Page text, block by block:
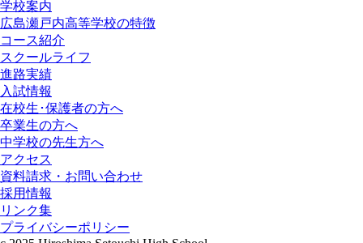
学校案内
広島瀬戸内高等学校の特徴
コース紹介
スクールライフ
進路実績
入試情報
在校生･保護者の方へ
卒業生の方へ
中学校の先生方へ
アクセス
資料請求・お問い合わせ
採用情報
リンク集
プライバシーポリシー